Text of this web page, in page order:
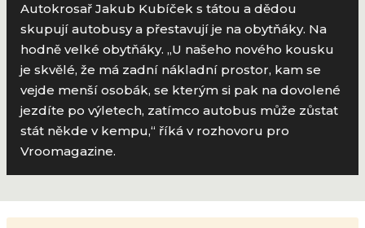
Autokrosař Jakub Kubíček s tátou a dědou
skupují autobusy a přestavují je na obytňáky. Na
hodně velké obytňáky. „U našeho nového kousku
je skvělé, že má zadní nákladní prostor, kam se
vejde menší osobák, se kterým si pak na dovolené
jezdíte po výletech, zatímco autobus může zůstat
stát někde v kempu,“ říká v rozhovoru pro
Vroomagazine.